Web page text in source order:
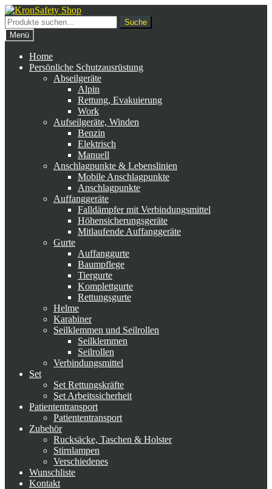
Zur
Navigation
springen
Zum
Inhalt
springen
Suche
nach:
Suche
Menü
Home
Persönliche Schutzausrüstung
Abseilgeräte
Alpin
Rettung, Evakuierung
Work
Aufseilgeräte, Winden
Benzin
Elektrisch
Manuell
Anschlagpunkte & Lebenslinien
Mobile Anschlagpunkte
Anschlagpunkte
Auffanggeräte
Falldämpfer mit Verbindungsmittel
Höhensicherungsgeräte
Mitlaufende Auffanggeräte
Gurte
Auffanggurte
Baumpflege
Tiergurte
Komplettgurte
Rettungsgurte
Helme
Karabiner
Seilklemmen und Seilrollen
Seilklemmen
Seilrollen
Verbindungsmittel
Set
Set Rettungskräfte
Set Arbeitssicherheit
Patiententransport
Patiententransport
Zubehör
Rucksäcke, Taschen & Holster
Stirnlampen
Verschiedenes
Wunschliste
Kontakt